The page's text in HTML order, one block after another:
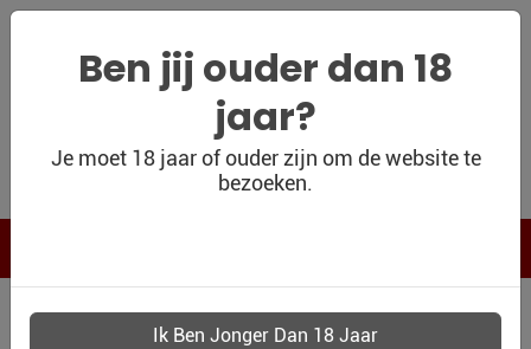
WIJNSHOP
WIJN BLOG
WIJN OUTLET
Ben jij ouder dan 18
jaar?
Je moet 18 jaar of ouder zijn om de website te
bezoeken.
0044 GARNIER FILS BOURGOGNE ALIGOTE AOC